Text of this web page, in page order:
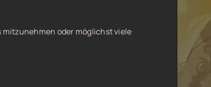
oder möglichst viele